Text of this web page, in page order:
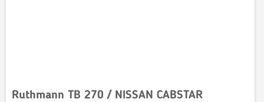
Ruthmann TB 270 / NISSAN CABSTAR